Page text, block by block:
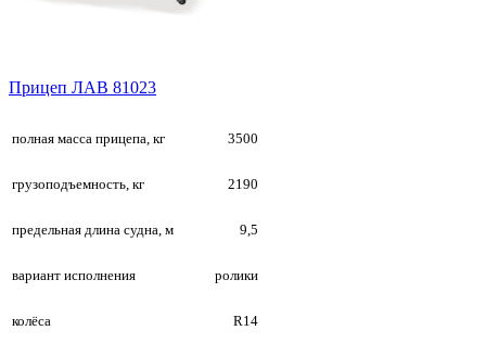
Прицеп ЛАВ 81023
полная масса прицепа, кг 3500
грузоподъемность, кг 2190
предельная длина судна, м 9,5
вариант исполнения ролики
колёса R14